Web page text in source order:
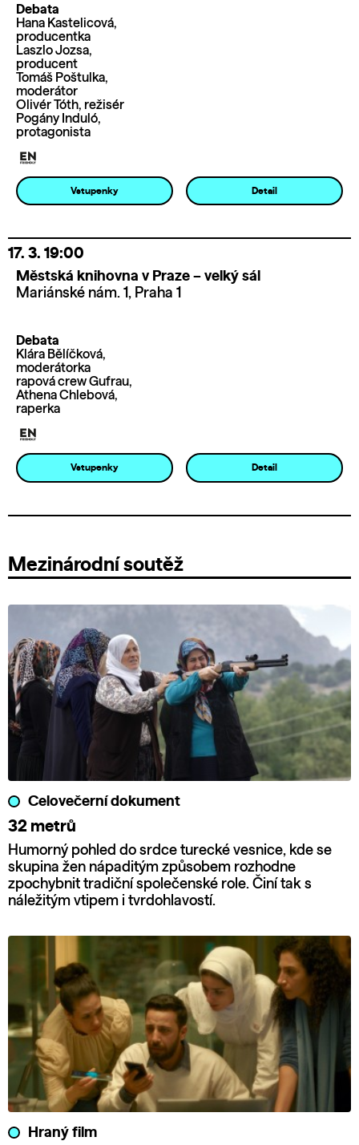
Debata
Hana Kastelicová,
producentka
Laszlo Jozsa,
producent
Tomáš Poštulka,
moderátor
Olivér Tóth, režisér
Pogány Induló,
protagonista
Vstupenky Detail
17. 3. 19:00
Městská knihovna v Praze – velký sál
Mariánské nám. 1, Praha 1
Debata
Klára Bělíčková,
moderátorka
rapová crew Gufrau,
Athena Chlebová,
raperka
Vstupenky Detail
Mezinárodní soutěž
Celovečerní dokument
32 metrů
Humorný pohled do srdce turecké vesnice, kde se
skupina žen nápaditým způsobem rozhodne
zpochybnit tradiční společenské role. Činí tak s
náležitým vtipem i tvrdohlavostí.
Hraný film